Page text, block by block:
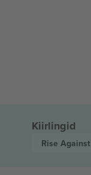
Kiirlingid
Rise Against